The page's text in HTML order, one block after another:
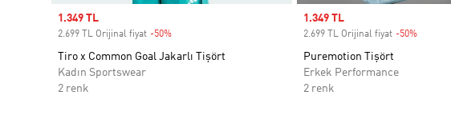
Sale price
1.349 TL
2.699 TL Orijinal fiyat -50%
Tiro x Common Goal Jakarlı Tişört
Kadın Sportswear
2 renk
Sale price
1.349 TL
2.699 TL Orijinal fiyat -50%Discount
Puremotion Tişört
Erkek Performance
2 renk